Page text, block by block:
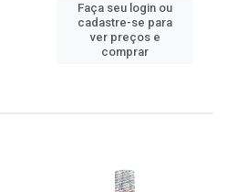
Faça seu login ou
cadastre-se para
ver preços e
comprar